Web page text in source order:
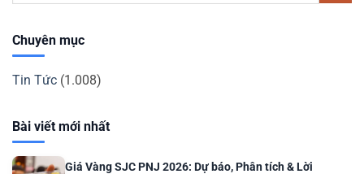
Chuyên mục
Tin Tức (1.008)
Bài viết mới nhất
Giá Vàng SJC PNJ 2026: Dự báo, Phân tích & Lời